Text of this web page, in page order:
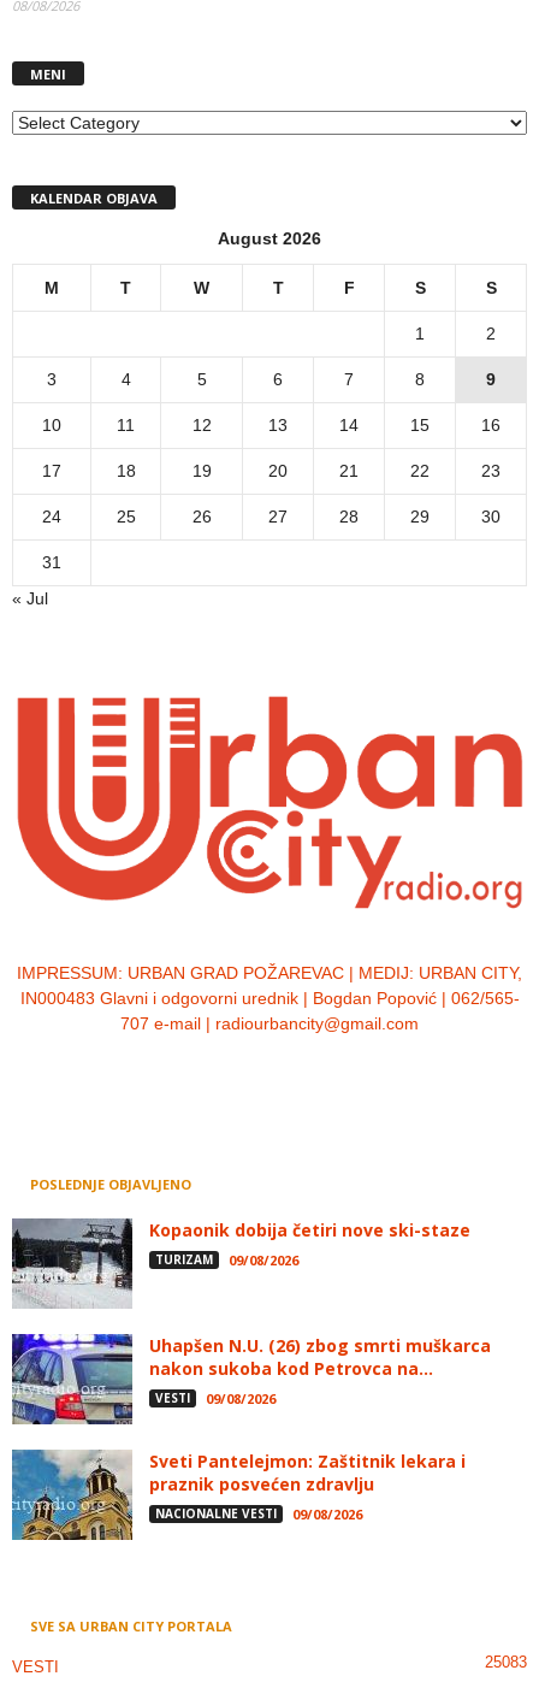
08/08/2026
MENI
MENI
KALENDAR OBJAVA
August 2026
M T W T F S S
1 2
3 4 5 6 7 8 9
10 11 12 13 14 15 16
17 18 19 20 21 22 23
24 25 26 27 28 29 30
31
« Jul
IMPRESSUM: URBAN GRAD POŽAREVAC | MEDIJ: URBAN CITY,
IN000483 Glavni i odgovorni urednik | Bogdan Popović | 062/565-
707 e-mail | radiourbancity@gmail.com
POSLEDNJE OBJAVLJENO
Kopaonik dobija četiri nove ski-staze
TURIZAM 09/08/2026
Uhapšen N.U. (26) zbog smrti muškarca
nakon sukoba kod Petrovca na...
VESTI 09/08/2026
Sveti Pantelejmon: Zaštitnik lekara i
praznik posvećen zdravlju
NACIONALNE VESTI 09/08/2026
SVE SA URBAN CITY PORTALA
VESTI 25083